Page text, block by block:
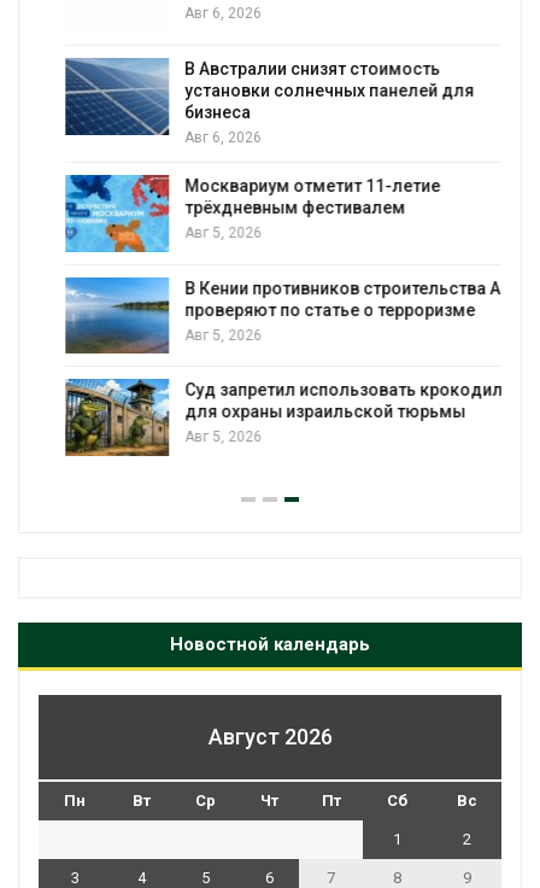
Авг 6, 2026
В Австралии снизят стоимость
установки солнечных панелей для
бизнеса
Авг 6, 2026
Москвариум отметит 11-летие
трёхдневным фестивалем
Авг 5, 2026
В Кении противников строительства АЭС
проверяют по статье о терроризме
Авг 5, 2026
Суд запретил использовать крокодилов
для охраны израильской тюрьмы
Авг 5, 2026
Новостной календарь
Август 2026
Пн Вт Ср Чт Пт Сб Вс
1 2
3 4 5 6 7 8 9